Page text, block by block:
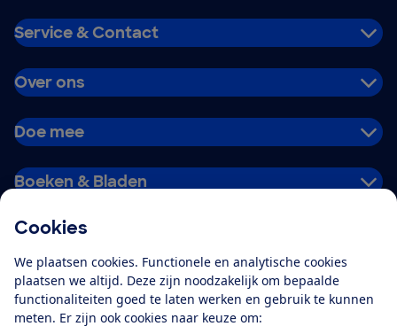
Cookies
We plaatsen cookies. Functionele en analytische cookies
plaatsen we altijd. Deze zijn noodzakelijk om bepaalde
functionaliteiten goed te laten werken en gebruik te kunnen
meten. Er zijn ook cookies naar keuze om:
Service & Contact
Over ons
Doe mee
Boeken & Bladen
Alles over de